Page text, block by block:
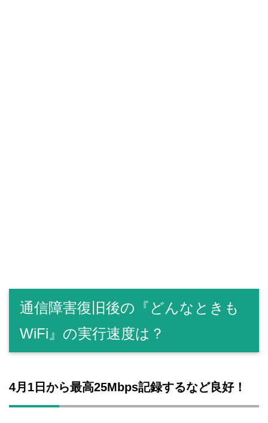
通信障害復旧後の『どんなときも
WiFi』の実行速度は？
4月1日から最高25Mbps記録するなど良好！